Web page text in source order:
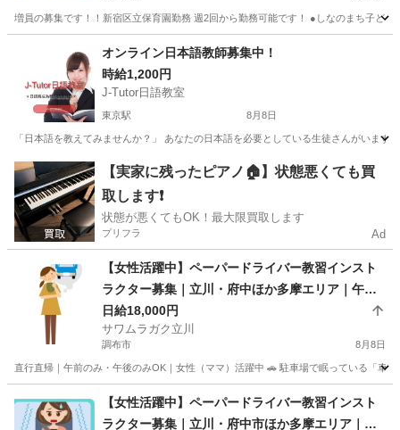
増員の募集です！！新宿区立保育園勤務 週2回から勤務可能です！ ●しなのまち子ど
東中野駅 教育 業務
オンライン日本語教師募集中！
時給1,200円
J-Tutor日語教室
東京駅 8月8日
「日本語を教えてみませんか？」 あなたの日本語を必要としている生徒さんがいま
東京 中央区 東京駅 家庭教師 オンライン
【実家に残ったピアノ🏠】状態悪くても買
取します❗️
状態が悪くてもOK！最大限買取します
プリフラ Ad
【女性活躍中】ペーパードライバー教習インスト
ラクター募集｜立川・府中ほか多摩エリア｜午前
のみOK
日給18,000円
サワムラガク立川
調布市 8月8日
直行直帰｜午前のみ・午後のみOK｜女性（ママ）活躍中 🚗 駐車場で眠っている「車
インストラクター ペーパードライバー
【女性活躍中】ペーパードライバー教習インスト
ラクター募集｜立川・府中市ほか多摩エリア｜午